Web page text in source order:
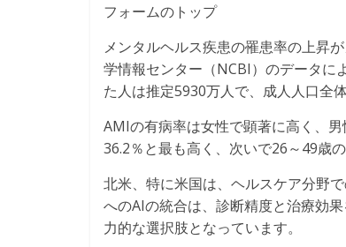
フォームのトップ
メンタルヘルス疾患の罹患率の上昇
学情報センター（NCBI）のデータに
た人は推定5930万人で、成人人口全
AMIの有病率は女性で顕著に高く、
36.2％と最も高く、次いで26～49歳
北米、特に米国は、ヘルスケア分野
へのAIの統合は、診断精度と治療効
力的な選択肢となっています。